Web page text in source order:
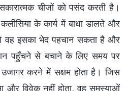
चीजों को पसंद करती है।
के कार्य में बाधा डालते और
वह इसका भेद पहचान सकता है और
पहुँचने से बचाने के लिए समय पर
करने में सक्षम होता है। जिस
और विवेक नहीं होता, वह समस्याओं